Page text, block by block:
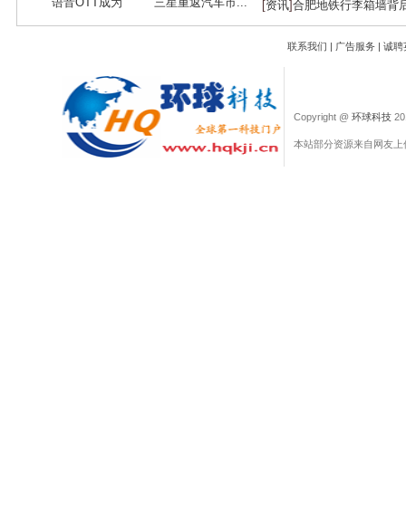
O2O...
[资讯]合肥地铁行李箱墙背
联系我们 | 广告服务 | 诚聘
Copyright @ 环球科技
本站部分资源来自网友